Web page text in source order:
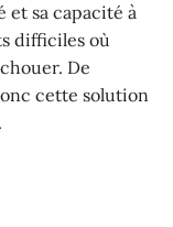
et sa capacité à
difficiles où
De
cette solution